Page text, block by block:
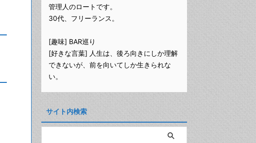
管理人のロートです。
30代、フリーランス。
[趣味] BAR巡り
[好きな言葉] 人生は、後ろ向きにしか理解
できないが、前を向いてしか生きられな
い。
サイト内検索